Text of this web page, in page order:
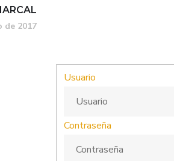
de 2017
Usuario
Contraseña